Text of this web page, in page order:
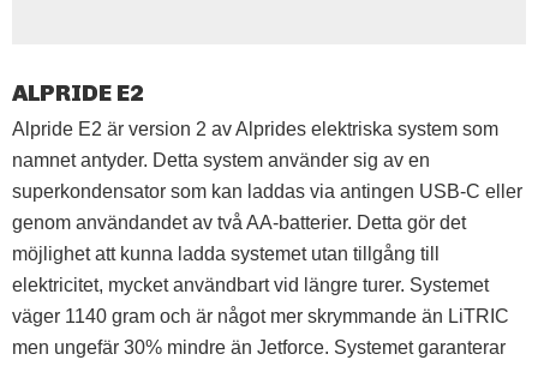
ALPRIDE E2
Alpride E2 är version 2 av Alprides elektriska system som
namnet antyder. Detta system använder sig av en
superkondensator som kan laddas via antingen USB-C eller
genom användandet av två AA-batterier. Detta gör det
möjlighet att kunna ladda systemet utan tillgång till
elektricitet, mycket användbart vid längre turer. Systemet
väger 1140 gram och är något mer skrymmande än LiTRIC
men ungefär 30% mindre än Jetforce. Systemet garanterar